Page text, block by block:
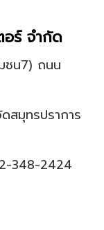
อร์ จำกัด
ชน7) ถนน
สมุทรปราการ
348-2424